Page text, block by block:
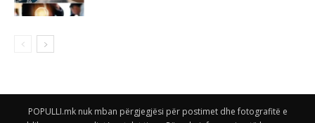
POPULLI.mk nuk mban përgjegjësi për postimet dhe fotografitë e